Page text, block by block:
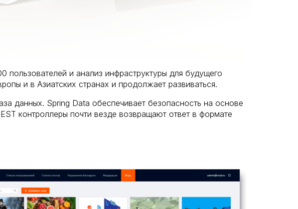
пользователей и анализ инфраструктуры для будущего
и в Азиатских странах и продолжает развиваться.
данных. Spring Data обеспечивает безопасность на основе
контроллеры почти везде возвращают ответ в формате